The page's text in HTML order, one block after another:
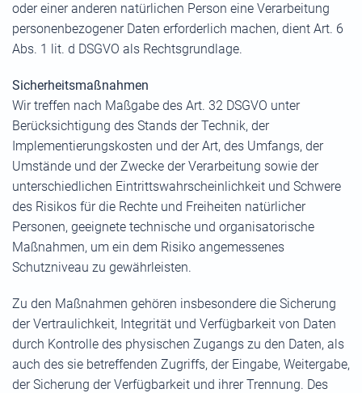
oder einer anderen natürlichen Person eine Verarbeitung
personenbezogener Daten erforderlich machen, dient Art. 6
Abs. 1 lit. d DSGVO als Rechtsgrundlage.
Sicherheitsmaßnahmen
Wir treffen nach Maßgabe des Art. 32 DSGVO unter
Berücksichtigung des Stands der Technik, der
Implementierungskosten und der Art, des Umfangs, der
Umstände und der Zwecke der Verarbeitung sowie der
unterschiedlichen Eintrittswahrscheinlichkeit und Schwere
des Risikos für die Rechte und Freiheiten natürlicher
Personen, geeignete technische und organisatorische
Maßnahmen, um ein dem Risiko angemessenes
Schutzniveau zu gewährleisten.
Zu den Maßnahmen gehören insbesondere die Sicherung
der Vertraulichkeit, Integrität und Verfügbarkeit von Daten
durch Kontrolle des physischen Zugangs zu den Daten, als
auch des sie betreffenden Zugriffs, der Eingabe, Weitergabe,
der Sicherung der Verfügbarkeit und ihrer Trennung. Des